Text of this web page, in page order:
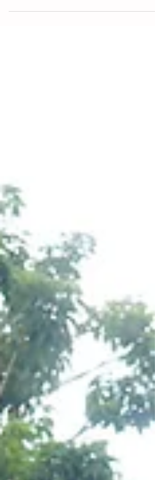
fosa clandestina en el municipio de